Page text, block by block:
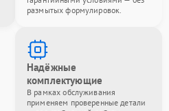
размытых формулировок.
Надёжные
комплектующие
В рамках обслуживания
применяем проверенные детали